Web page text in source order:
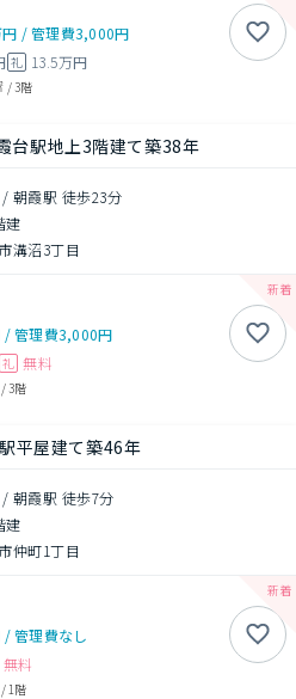
/管理費3,000円
礼 13.5万円
/3階
台駅地上3階建て築38年
朝霞駅 徒歩23分
建
溝沼3丁目
/管理費3,000円
礼 無料
/3階
平屋建て築46年
朝霞駅 徒歩7分
建
仲町1丁目
/管理費なし
無料
/ 1階